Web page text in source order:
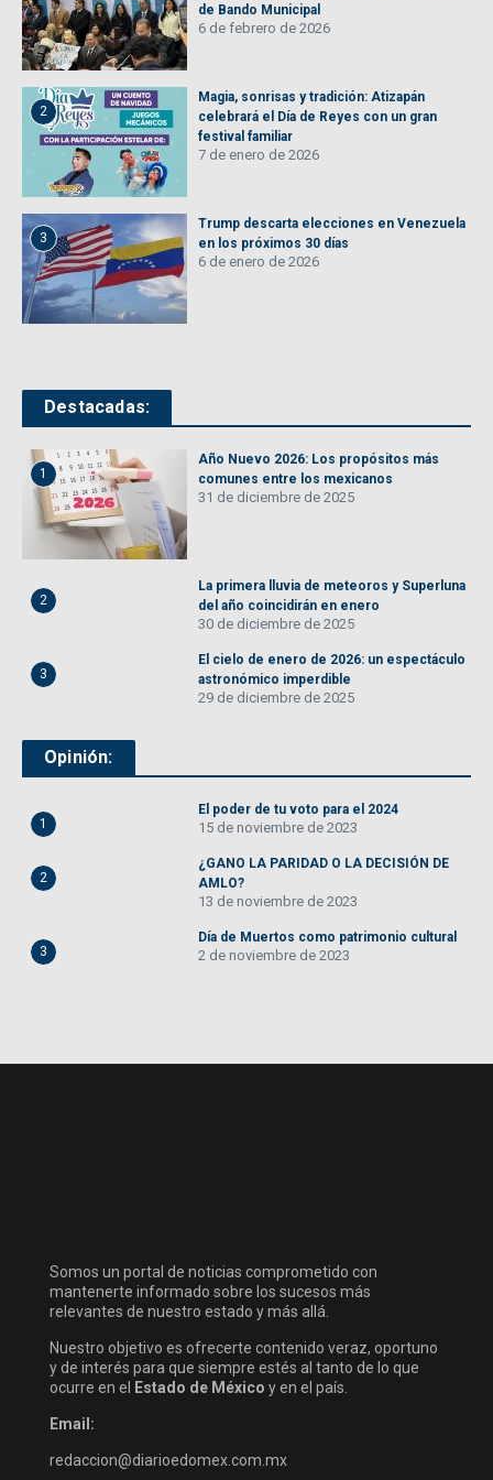
de Bando Municipal
6 de febrero de 2026
2
Magia, sonrisas y tradición: Atizapán
celebrará el Día de Reyes con un gran
festival familiar
7 de enero de 2026
3
Trump descarta elecciones en Venezuela
en los próximos 30 días
6 de enero de 2026
Destacadas:
1
Año Nuevo 2026: Los propósitos más
comunes entre los mexicanos
31 de diciembre de 2025
2
La primera lluvia de meteoros y Superluna
del año coincidirán en enero
30 de diciembre de 2025
3
El cielo de enero de 2026: un espectáculo
astronómico imperdible
29 de diciembre de 2025
Opinión:
1
El poder de tu voto para el 2024
15 de noviembre de 2023
2
¿GANO LA PARIDAD O LA DECISIÓN DE
AMLO?
13 de noviembre de 2023
3
Día de Muertos como patrimonio cultural
2 de noviembre de 2023
Somos un portal de noticias comprometido con
mantenerte informado sobre los sucesos más
relevantes de nuestro estado y más allá.
Nuestro objetivo es ofrecerte contenido veraz, oportuno
y de interés para que siempre estés al tanto de lo que
ocurre en el
Estado de México y en el país.
Email:
redaccion@diarioedomex.com.mx